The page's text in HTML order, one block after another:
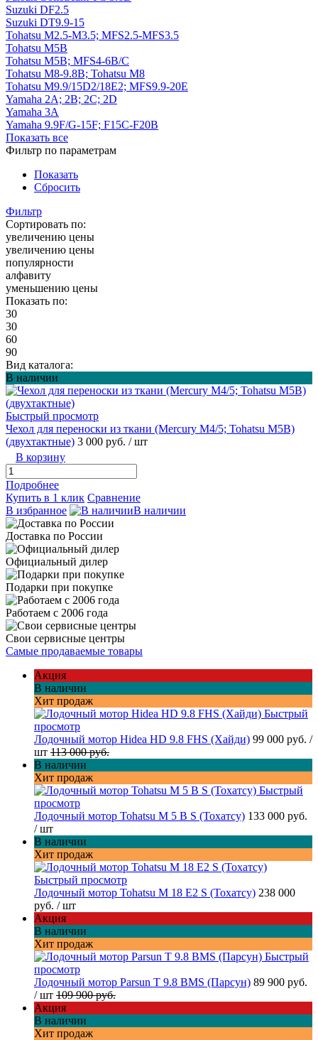
Suzuki DF2.5
Suzuki DT9.9-15
Tohatsu M2.5-M3.5; MFS2.5-MFS3.5
Tohatsu M5В
Tohatsu M5В; MFS4-6B/C
Tohatsu M8-9.8B; Tohatsu M8
Tohatsu M9.9/15D2/18E2; MFS9.9-20E
Yamaha 2A; 2B; 2C; 2D
Yamaha 3А
Yamaha 9.9F/G-15F; F15C-F20B
Показать все
Фильтр по параметрам
Показать
Сбросить
Фильтр
Сортировать по:
увеличению цены
увеличению цены
популярности
алфавиту
уменьшению цены
Показать по:
30
30
60
90
Вид каталога:
В наличии
Быстрый просмотр
Чехол для переноски из ткани (Mercury М4/5; Tohatsu M5B)
(двухтактные) 3 000 руб. / шт
В корзину
Подробнее
Купить в 1 клик Сравнение
В избранное
В наличии
Доставка по России
Официальный дилер
Подарки при покупке
Работаем с 2006 года
Свои сервисные центры
Самые продаваемые товары
Акция
В наличии
Хит продаж
Быстрый
просмотр
Лодочный мотор Hidea HD 9.8 FHS (Хайди) 99 000 руб. /
шт 113 000 руб.
В наличии
Хит продаж
Быстрый
просмотр
Лодочный мотор Tohatsu M 5 B S (Тохатсу) 133 000 руб.
/ шт
В наличии
Хит продаж
Быстрый просмотр
Лодочный мотор Tohatsu M 18 E2 S (Тохатсу) 238 000
руб. / шт
Акция
В наличии
Хит продаж
Быстрый
просмотр
Лодочный мотор Parsun T 9.8 BMS (Парсун) 89 900 руб.
/ шт 109 900 руб.
Акция
В наличии
Хит продаж